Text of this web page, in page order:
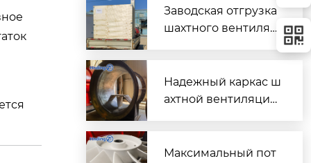
вентилятора главно
го проветривания
Заводская отгрузка
шахтного вентилят
его объекта в Казах
стане
Надежный каркас ш
ахтной вентиляции:
DK
Максимальный пот